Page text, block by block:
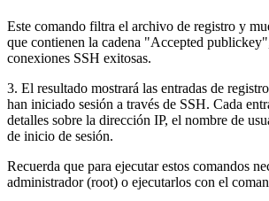
Este comando filtra el archivo de registro y
que contienen la cadena "Accepted
conexiones SSH exitosas.
3. El resultado mostrará las entradas de
han iniciado sesión a través de SSH. Cada
detalles sobre la dirección IP, el nombre de
de inicio de sesión.
Recuerda que para ejecutar estos comandos
administrador (root) o ejecutarlos con el